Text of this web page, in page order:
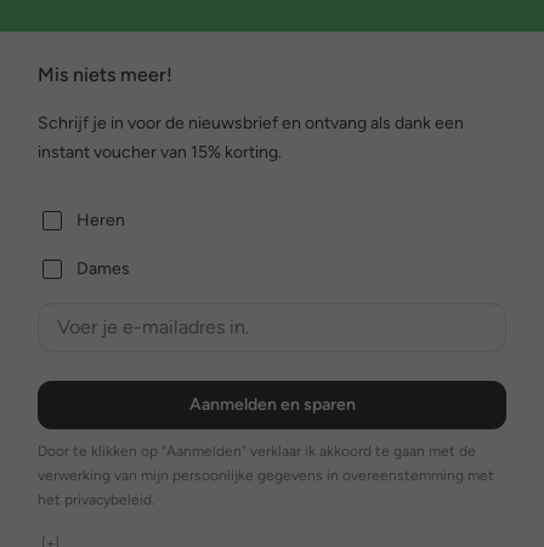
Mis niets meer!
Schrijf je in voor de nieuwsbrief en ontvang als dank een
instant voucher van 15% korting.
Heren
Dames
Aanmelden en sparen
Door te klikken op "Aanmelden" verklaar ik akkoord te gaan met de
verwerking van mijn persoonlijke gegevens in overeenstemming met
het privacybeleid.
[+]